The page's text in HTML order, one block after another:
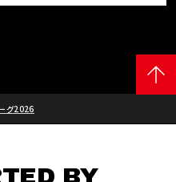
グ2026
BY